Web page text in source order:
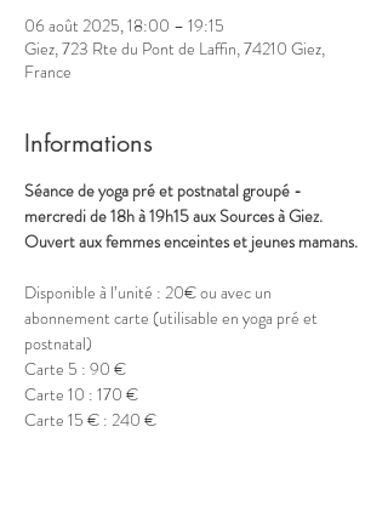
06 août 2025, 18:00 – 19:15
Giez, 723 Rte du Pont de Laffin, 74210 Giez,
France
Informations
Séance de yoga pré et postnatal groupé -
mercredi de 18h à 19h15 aux Sources à Giez.
Ouvert aux femmes enceintes et jeunes mamans.
Disponible à l’unité : 20€ ou avec un
abonnement carte (utilisable en yoga pré et
postnatal)
Carte 5 : 90 €
Carte 10 : 170 €
Carte 15 € : 240 €